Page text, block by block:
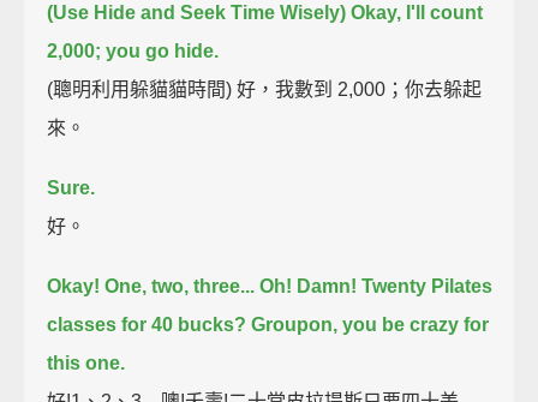
(Use Hide and Seek Time Wisely) Okay, I'll count
2,000; you go hide.
(聰明利用躲貓貓時間) 好，我數到 2,000；你去躲起
來。
Sure.
好。
Okay! One, two, three... Oh! Damn! Twenty Pilates
classes for 40 bucks? Groupon, you be crazy for
this one.